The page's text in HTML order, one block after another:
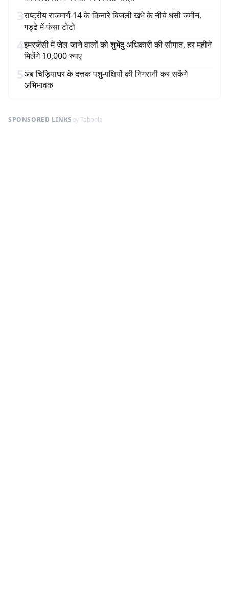
3राष्ट्रीय राजमार्ग-14 के किनारे बिजली खंभे के नीचे धंसी जमीन,
गड्ढे में फंसा टोटो
4इमरजेंसी में जेल जाने वालों को शुभेंदु अधिकारी की सौगात, हर महीने
मिलेंगे 10,000 रुपए
5अब चिड़ियाघर के दत्तक पशु-पक्षियों की निगरानी कर सकेंगे
अभिभावक
SPONSORED LINKSby Taboola